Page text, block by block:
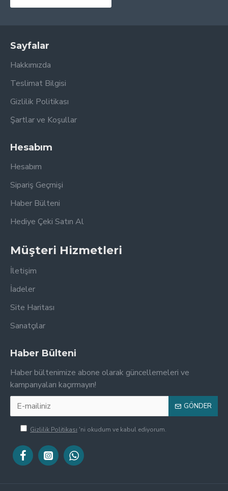
Sayfalar
Hakkımızda
Teslimat Bilgisi
Gizlilik Politikası
Şartlar ve Koşullar
Hesabım
Hesabım
Sipariş Geçmişi
Haber Bülteni
Hediye Çeki Satın Al
Müşteri Hizmetleri
İletişim
İadeler
Site Haritası
Sanatçılar
Haber Bülteni
Haber bültenimize abone olarak güncellemeleri ve
kampanyaları kaçırmayın!
GÖNDER
Gizlilik Politikası 'ni okudum ve kabul ediyorum.